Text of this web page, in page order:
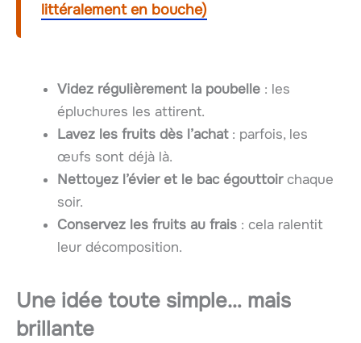
littéralement en bouche)
Videz régulièrement la poubelle : les
épluchures les attirent.
Lavez les fruits dès l’achat: parfois, les
œufs sont déjà là.
Nettoyez l’évier et le bac égouttoirchaque
soir.
Conservez les fruits au frais : cela ralentit
leur décomposition.
Une idée toute simple… mais
brillante